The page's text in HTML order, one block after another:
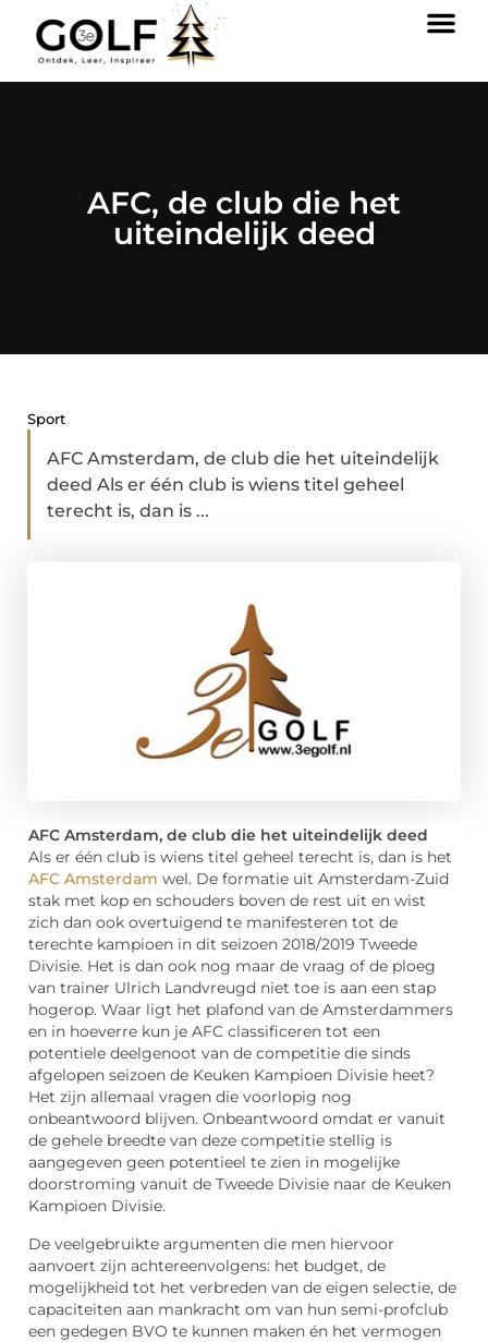
AFC, de club die het
uiteindelijk deed
Sport
AFC Amsterdam, de club die het uiteindelijk
deed Als er één club is wiens titel geheel
terecht is, dan is ...
AFC Amsterdam, de club die het uiteindelijk deed
Als er één club is wiens titel geheel terecht is, dan is het
AFC Amsterdam wel. De formatie uit Amsterdam-Zuid
stak met kop en schouders boven de rest uit en wist
zich dan ook overtuigend te manifesteren tot de
terechte kampioen in dit seizoen 2018/2019 Tweede
Divisie. Het is dan ook nog maar de vraag of de ploeg
van trainer Ulrich Landvreugd niet toe is aan een stap
hogerop. Waar ligt het plafond van de Amsterdammers
en in hoeverre kun je AFC classificeren tot een
potentiele deelgenoot van de competitie die sinds
afgelopen seizoen de Keuken Kampioen Divisie heet?
Het zijn allemaal vragen die voorlopig nog
onbeantwoord blijven. Onbeantwoord omdat er vanuit
de gehele breedte van deze competitie stellig is
aangegeven geen potentieel te zien in mogelijke
doorstroming vanuit de Tweede Divisie naar de Keuken
Kampioen Divisie.
De veelgebruikte argumenten die men hiervoor
aanvoert zijn achtereenvolgens: het budget, de
mogelijkheid tot het verbreden van de eigen selectie, de
capaciteiten aan mankracht om van hun semi-profclub
een gedegen BVO te kunnen maken én het vermogen